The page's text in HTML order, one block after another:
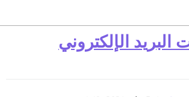
البريد الإلكتروني